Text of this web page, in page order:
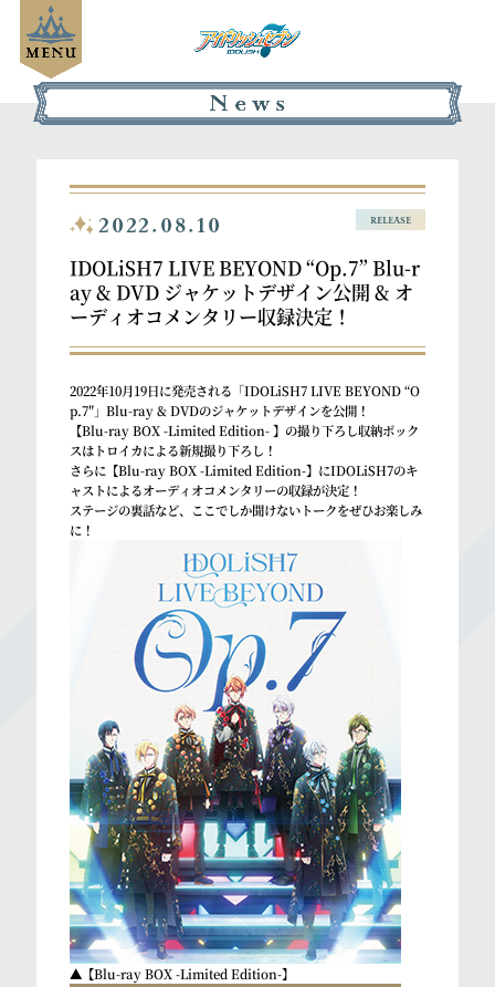
2022.08.10 RELEASE
IDOLiSH7 LIVE BEYOND “Op.7” Blu-r
ay & DVD ジャケットデザイン公開 & オ
ーディオコメンタリー収録決定！
2022年10月19日に発売される「IDOLiSH7 LIVE BEYOND “O
p.7″」Blu-ray & DVDのジャケットデザインを公開！
【Blu-ray BOX -Limited Edition- 】の撮り下ろし収納ボック
スはトロイカによる新規撮り下ろし！
さらに【Blu-ray BOX -Limited Edition-】にIDOLiSH7のキ
ャストによるオーディオコメンタリーの収録が決定！
ステージの裏話など、ここでしか聞けないトークをぜひお楽しみ
に！
▲【Blu-ray BOX -Limited Edition-】